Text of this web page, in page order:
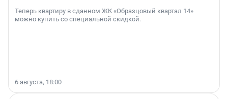
Теперь квартиру в сданном ЖК «Образцовый квартал 14»
можно купить со специальной скидкой.
6 августа, 18:00